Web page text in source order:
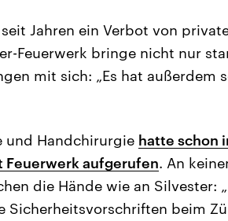
Jahren ein Verbot von
Feuerwerk bringe nicht nur
mit sich: „Es hat außerdem
und Handchirurgie hatte schon
aufgerufen. An
die Hände wie an Silvester:
Sicherheitsvorschriften beim